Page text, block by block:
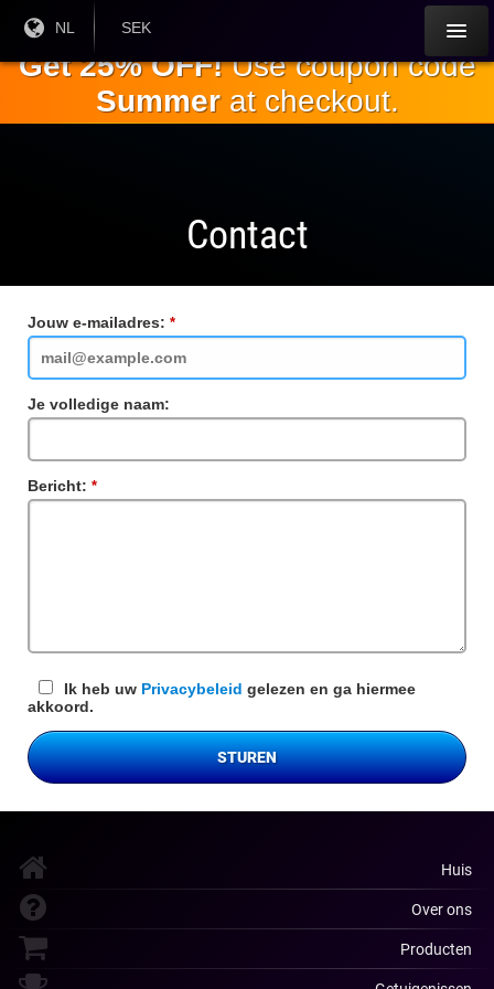
Huidige
NL
Huidige
SEK
Get 25% OFF!Use coupon code
Summerat checkout.
Contact
Jouw e-mailadres:
veld
Je volledige naam:
Bericht:
veld
Ik heb uw Privacybeleid gelezen en ga hiermee
akkoord.
STUREN
Huis
Over ons
Producten